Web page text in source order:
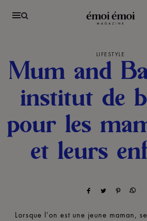
LIFESTYLE
Mum and
institut de
pour les
et leurs
Lorsque l’on est une jeune maman,